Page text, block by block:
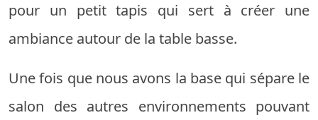
pour un petit tapis qui sert à créer une
ambiance autour de la table basse.
Une fois que nous avons la base qui sépare le
salon des autres environnements pouvant